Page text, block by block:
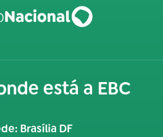
está a EBC
Brasília DF